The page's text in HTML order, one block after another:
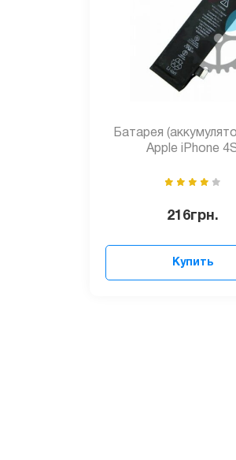
Батарея
Apple iPhone
216грн.
Купить